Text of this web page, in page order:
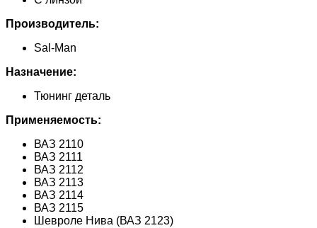
Производитель:
Sal-Man
Назначение:
Тюнинг деталь
Применяемость:
ВАЗ 2110
ВАЗ 2111
ВАЗ 2112
ВАЗ 2113
ВАЗ 2114
ВАЗ 2115
Шевроле Нива (ВАЗ 2123)